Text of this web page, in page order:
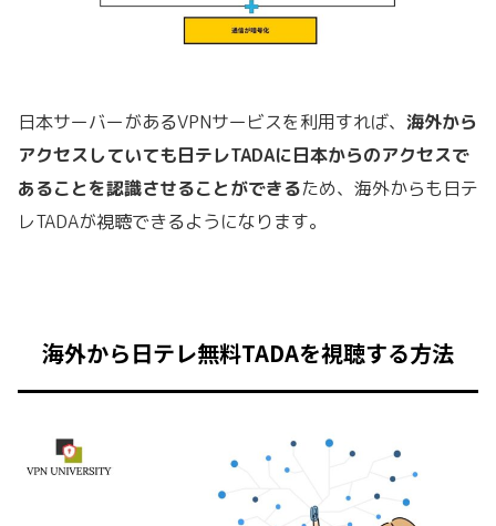
日本サーバーがあるVPNサービスを利用すれば、 海外から
アクセスしていても日テレTADAに日本からのアクセスで
あることを認識させることができるため、海外からも日テ
レTADAが視聴できるようになります。
海外から日テレ無料TADAを視聴する方法